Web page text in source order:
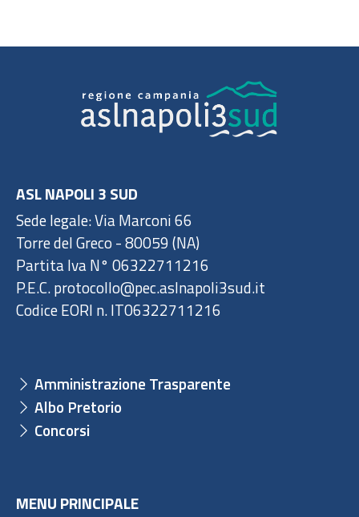
ASL NAPOLI 3 SUD
Sede legale: Via Marconi 66
Torre del Greco - 80059 (NA)
Partita Iva N° 06322711216
P.E.C. protocollo@pec.aslnapoli3sud.it
Codice EORI n. IT06322711216
Amministrazione Trasparente
Albo Pretorio
Concorsi
MENU PRINCIPALE